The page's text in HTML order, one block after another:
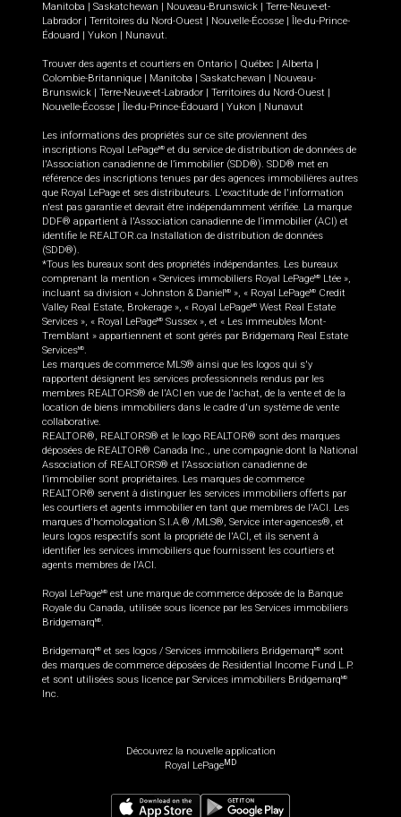
Manitoba
Saskatchewan Nouveau-Brunswick
Terre-Neuve-et-
Labrador
Territoires du Nord-Ouest Nouvelle-Écosse
Île-du-Prince-
Édouard
Yukon Nunavut.
Trouver des agents et courtiers en Ontario Québec Alberta
Colombie-Britannique
Manitoba Saskatchewan
Nouveau-
Brunswick
Terre-Neuve-et-Labrador Territoires du Nord-Ouest
Nouvelle-Écosse
Île-du-Prince-Édouard Yukon Nunavut
Les informations des propriétés sur ce site proviennent des
inscriptions Royal LePageMD et du service de distribution de données de
l'Association canadienne de l’immobilier (SDD®). SDD® met en
référence des inscriptions tenues par des agences immobilières autres
que Royal LePage et ses distributeurs. L'exactitude de l'information
n'est pas garantie et devrait être indépendamment vérifiée. La marque
DDF® appartient à l'Association canadienne de l’immobilier (ACI) et
identifie le REALTOR.ca Installation de distribution de données
(SDD®).
*Tous les bureaux sont des propriétés indépendantes. Les bureaux
comprenant la mention « Services immobiliers Royal LePageMD
Ltée »,
incluant sa division « Johnston & Daniel MD », « Royal LePageMD
Credit
Valley Real Estate, Brokerage », « Royal LePageMD West Real Estate
Services », « Royal LePageMD Sussex », et « Les immeubles Mont-
Tremblant » appartiennent et sont gérés par Bridgemarq Real Estate
ServicesMD.
Les marques de commerce MLS® ainsi que les logos qui s'y
rapportent désignent les services professionnels rendus par les
membres REALTORS® de l'ACI en vue de l'achat, de la vente et de la
location de biens immobiliers dans le cadre d'un système de vente
collaborative.
REALTOR®, REALTORS® et le logo REALTOR® sont des marques
déposées de REALTOR® Canada Inc., une compagnie dont la National
Association of REALTORS® et l'Association canadienne de
l’immobilier sont propriétaires. Les marques de commerce
REALTOR® servent à distinguer les services immobiliers offerts par
les courtiers et agents immobilier en tant que membres de l'ACI. Les
marques d'homologation S.I.A.® /MLS®, Service inter-agences®, et
leurs logos respectifs sont la propriété de l'ACI, et ils servent à
identifier les services immobiliers que fournissent les courtiers et
agents membres de l'ACI.
Royal LePageMD est une marque de commerce déposée de la Banque
Royale du Canada, utilisée sous licence par les Services immobiliers
BridgemarqMD.
BridgemarqMD et ses logos / Services immobiliers BridgemarqMD
sont
des marques de commerce déposées de Residential Income Fund L.P.
et sont utilisées sous licence par Services immobiliers BridgemarqMD
Inc.
Découvrez la nouvelle application
Royal LePageMD